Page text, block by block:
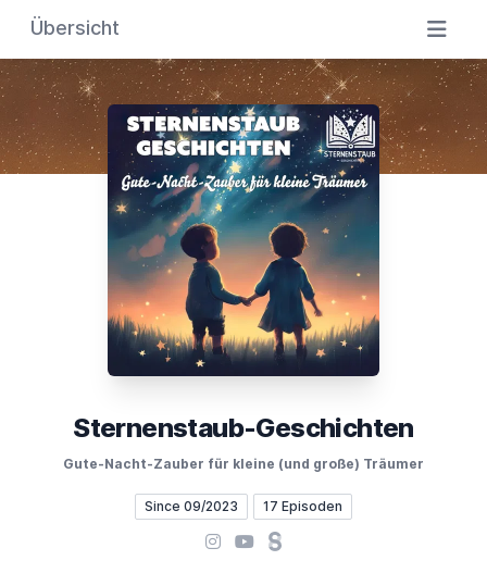
Übersicht
Sternenstaub-Geschichten
Gute-Nacht-Zauber für kleine (und große) Träumer
Since 09/2023 17 Episoden
Instagram
YouTubeSteady